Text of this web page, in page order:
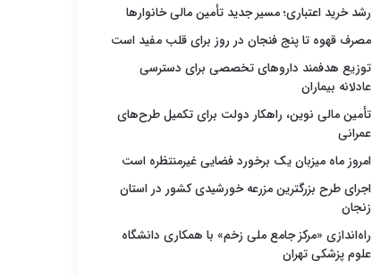
رشد خرید اعتباری؛ مسیر جدید تأمین مالی خانوارها
مصرف قهوه تا پنج فنجان در روز برای قلب مفید است
توزیع هدفمند داروهای تخصصی برای دسترسی
عادلانه بیماران
تأمین مالی نوین، راهکار دولت برای تکمیل طرح‌های
عمرانی
امروز ماه میزبان یک برخورد فضایی غیرمنتظره است
اجرای طرح بزرگترین مزرعه خورشیدی کشور در استان
زنجان
راه‌اندازی «مرکز جامع ملی زخم» با همکاری دانشگاه
علوم پزشکی تهران